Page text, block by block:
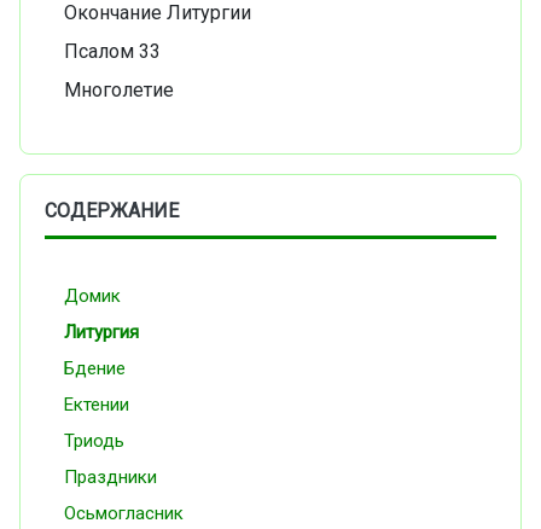
Окончание Литургии
Псалом 33
Многолетие
СОДЕРЖАНИЕ
Домик
Литургия
Бдение
Ектении
Триодь
Праздники
Осьмогласник